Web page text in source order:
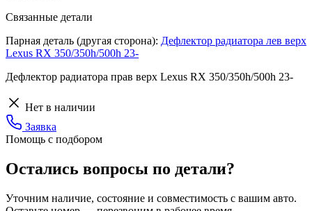
Связанные детали
Парная деталь (другая сторона): Дефлектор радиатора лев верх
Lexus RX 350/350h/500h 23-
Дефлектор радиатора прав верх Lexus RX 350/350h/500h 23-
Нет в наличии
Заявка
Помощь с подбором
Остались вопросы по детали?
Уточним наличие, состояние и совместимость с вашим авто.